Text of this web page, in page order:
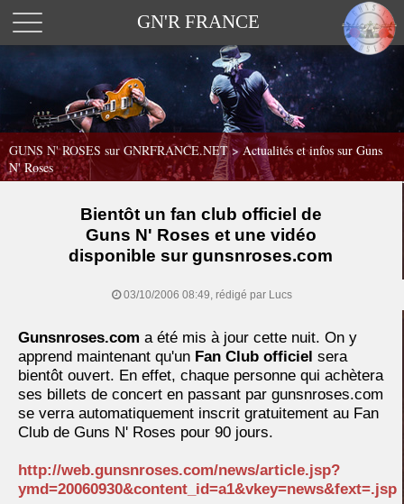
GN'R FRANCE
GUNS N' ROSES sur GNRFRANCE.NET>Actualités et infos sur Guns
N' Roses
Bientôt un fan club officiel de
Guns N' Roses et une vidéo
disponible sur gunsnroses.com
03/10/2006 08:49, rédigé par Lucs
Gunsnroses.com a été mis à jour cette nuit. On y
apprend maintenant qu'un Fan Club officiel sera
bientôt ouvert. En effet, chaque personne qui achètera
ses billets de concert en passant par gunsnroses.com
se verra automatiquement inscrit gratuitement au Fan
Club de Guns N' Roses pour 90 jours.
http://web.gunsnroses.com/news/article.jsp?
ymd=20060930&content_id=a1&vkey=news&fext=.jsp